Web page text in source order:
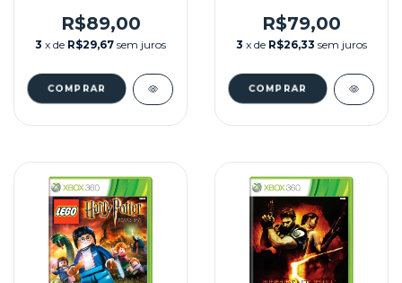
R$89,00
3 x de R$29,67 sem juros
360
R$79,00
3 x de R$26,33 sem juros